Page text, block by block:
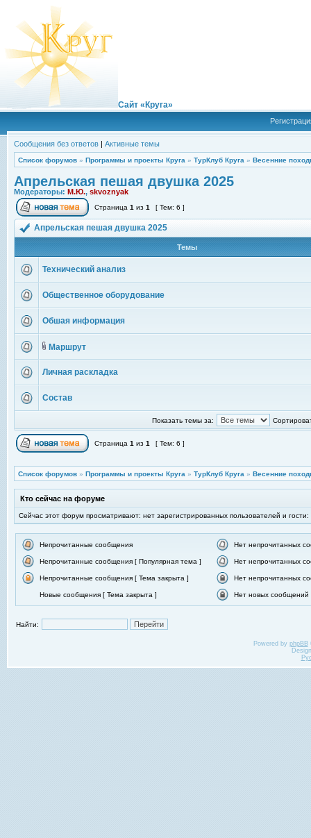
Сайт «Круга»
Сообщения без ответов | Активные темы
Список форумов » Программы и проекты Круга » ТурКлуб Круга » Весенние
Апрельская пешая двушка 2025
Модераторы: М.Ю., skvoznyak
Страница 1 из 1 [ Тем: 6 ]
Апрельская пешая двушка 2025
Темы
Технический анализ
Общественное оборудование
Обшая информация
Маршрут
Личная раскладка
Состав
Показать темы за:
Страница 1 из 1 [ Тем: 6 ]
Список форумов » Программы и проекты Круга » ТурКлуб Круга » Весенние
Кто сейчас на форуме
Сейчас этот форум просматривают: нет зарегистрированных пользователей и гости:
Непрочитанные сообщения Нет непрочитанных
Непрочитанные сообщения [ Популярная тема ] Нет непрочитанных
Непрочитанные сообщения [ Тема закрыта ] Нет непрочитанных
Новые сообщения [ Тема закрыта ] Нет новых сообщений
Найти:
Powered by phpBB